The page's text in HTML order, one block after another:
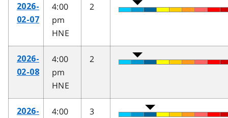
2026-
02-07
4:00
pm
HNE
2
2026-
02-08
4:00
pm
HNE
2
2026-
4:00
3